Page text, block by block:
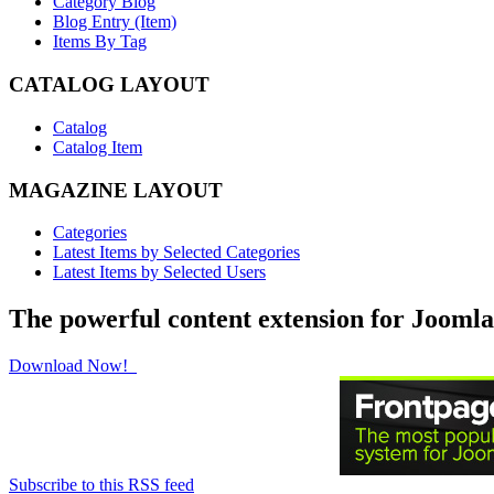
Blog Entry (Item)
Items By Tag
CATALOG LAYOUT
Catalog
Catalog Item
MAGAZINE LAYOUT
Categories
Latest Items by Selected Categories
Latest Items by Selected Users
The powerful content extension for
Download Now!
Subscribe to this RSS feed